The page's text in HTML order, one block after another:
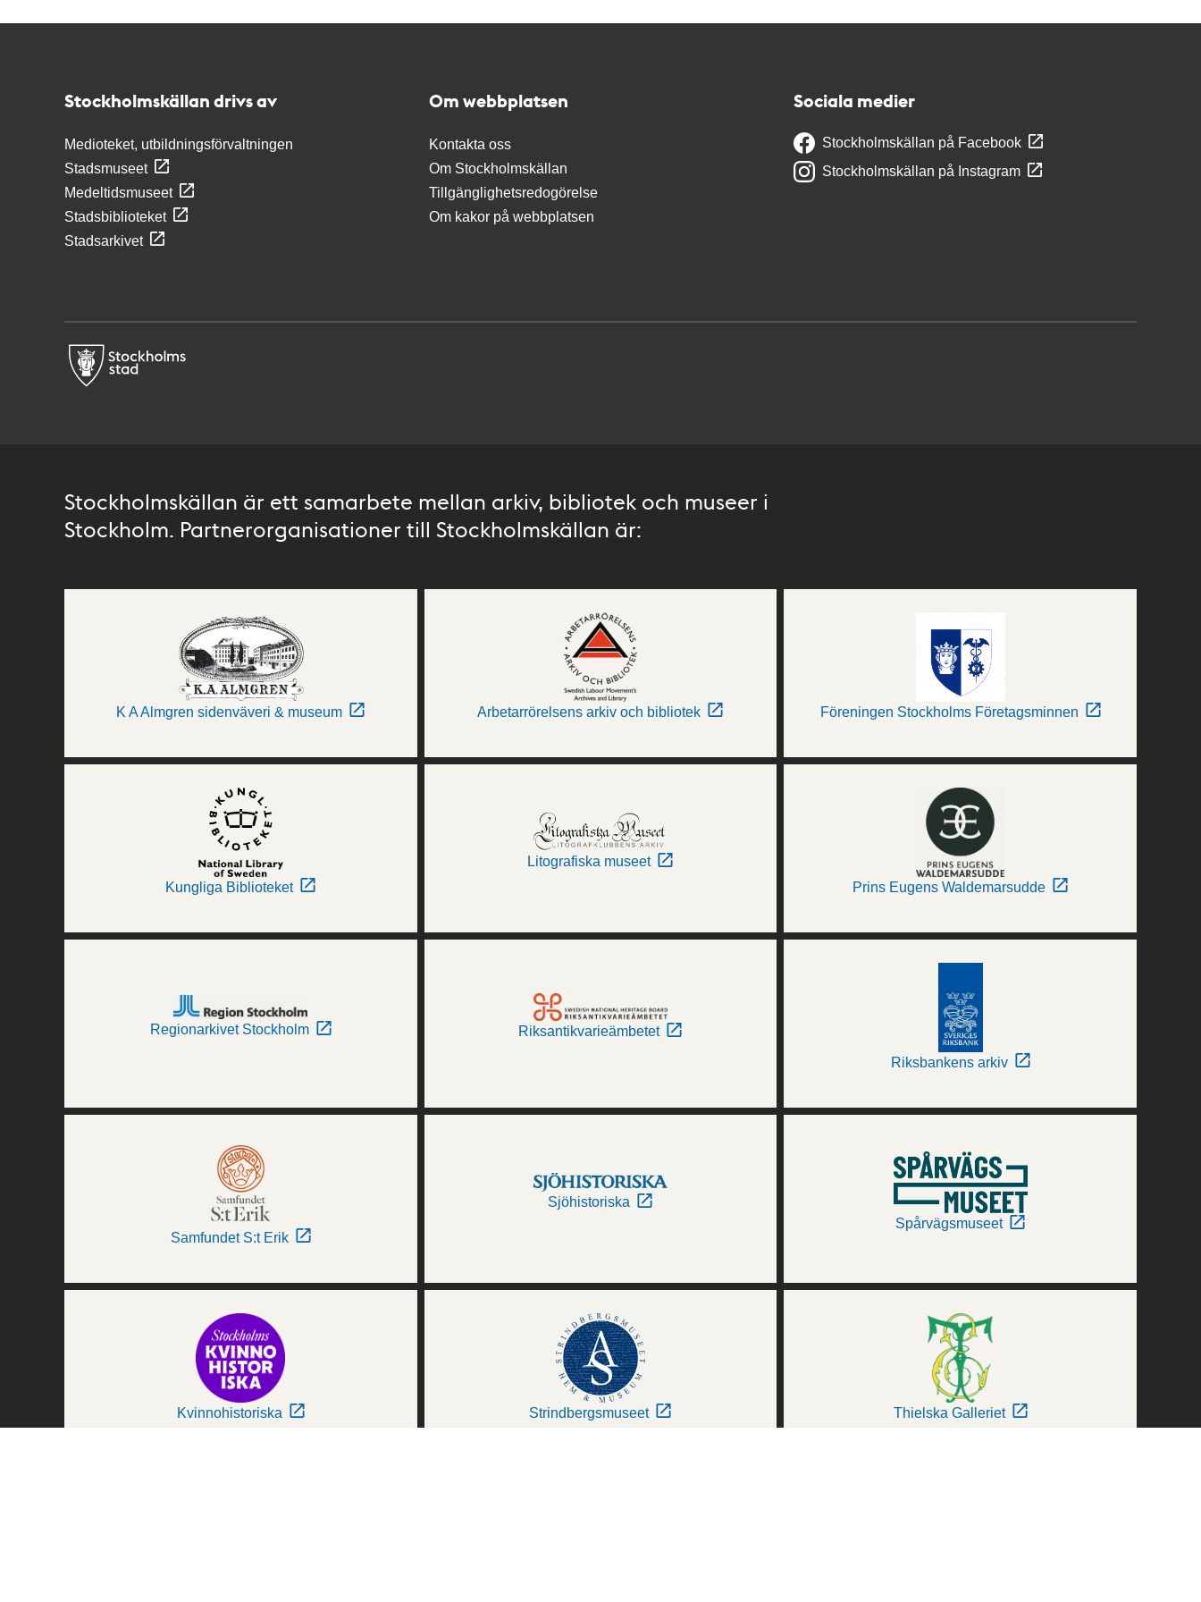
Stockholmskällan drivs av
Medioteket, utbildningsförvaltningen
Stadsmuseet
Medeltidsmuseet
Stadsbiblioteket
Stadsarkivet
Om webbplatsen
Kontakta oss
Om Stockholmskällan
Tillgänglighetsredogörelse
Om kakor på webbplatsen
Sociala medier
Stockholmskällan på Facebook
Stockholmskällan på Instagram
Stockholmskällan är ett samarbete mellan arkiv, bibliotek och museer i
Stockholm. Partnerorganisationer till Stockholmskällan är:
K A Almgren sidenväveri & museum Arbetarrörelsens arkiv och bibliotek Föreningen Stockholms Företagsminnen
Kungliga Biblioteket
Litografiska museet
Prins Eugens Waldemarsudde
Regionarkivet Stockholm Riksantikvarieämbetet
Riksbankens arkiv
Samfundet S:t Erik
Sjöhistoriska
Spårvägsmuseet
Kvinnohistoriska Strindbergsmuseet Thielska Galleriet